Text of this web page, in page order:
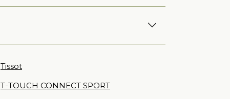
Tissot
T-TOUCH CONNECT SPORT